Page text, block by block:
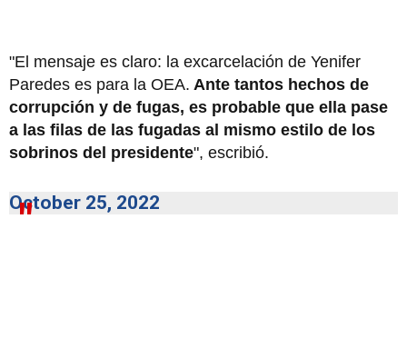
"El mensaje es claro: la excarcelación de Yenifer
Paredes es para la OEA. Ante tantos hechos de
corrupción y de fugas, es probable que ella pase
a las filas de las fugadas al mismo estilo de los
sobrinos del presidente", escribió.
October 25, 2022